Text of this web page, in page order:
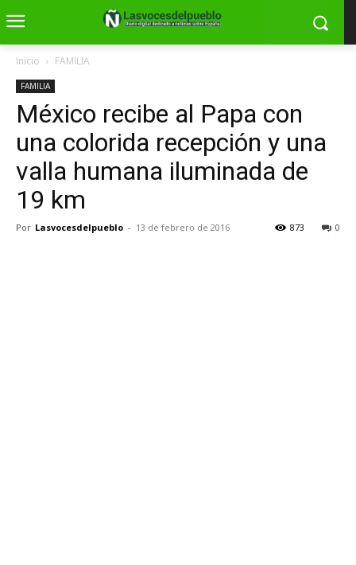
Inicio FAMILIA
FAMILIA
México recibe al Papa con
una colorida recepción y una
valla humana iluminada de
19 km
Por Lasvocesdelpueblo - 13 de febrero de 2016 0
873